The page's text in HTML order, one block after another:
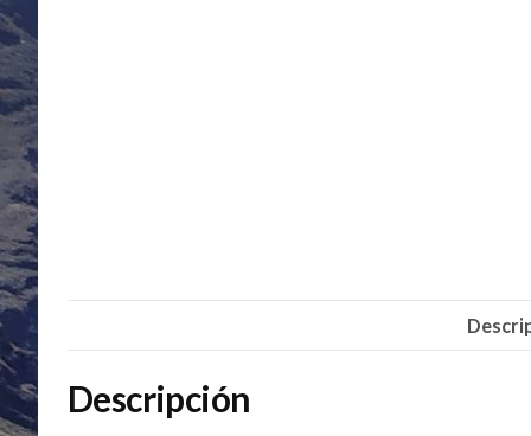
Descripción